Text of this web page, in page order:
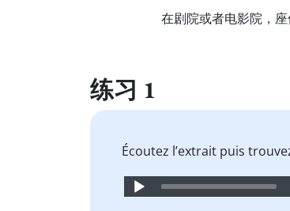
在剧院或者电影院，
练习 1
Écoutez l’extrait puis
Audio